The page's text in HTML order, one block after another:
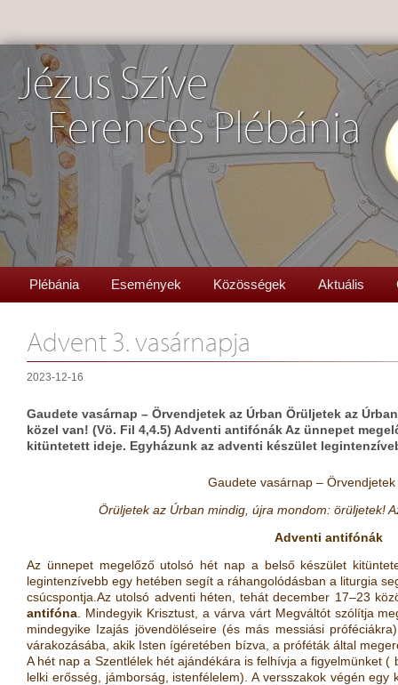
Jézus Szíve
Ferences Plébánia
Plébánia Események Közösségek Aktuális
Advent 3. vasárnapja
2023-12-16
Gaudete vasárnap – Örvendjetek az Úrban Örüljetek az
közel van! (Vö. Fil 4,4.5) Adventi antifónák Az ünnepet
kitüntetett ideje. Egyházunk az adventi készület
Gaudete vasárnap –
Örüljetek az Úrban mindig, újra mondom: örüljetek!
Adventi antifónák
Az ünnepet megelőző utolsó hét nap a belső készület
legintenzívebb egy hetében segít a ráhangolódásban a liturgia
csúcspontja. Az utolsó adventi héten, tehát december 17–23
antifóna . Mindegyik Krisztust, a várva várt Megváltót szólítja
mindegyike Izajás jövendöléseire (és más messiási
várakozásába, akik Isten ígéretében bízva, a próféták által
A hét nap a Szentlélek hét ajándékára is felhívja a figyelmünket
lelki erősség, jámborság, istenfélelem). A versszakok végén